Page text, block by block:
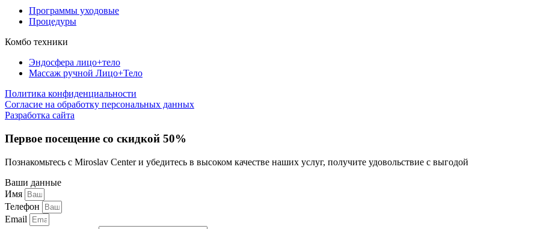
Программы уходовые
Процедуры
Комбо техники
Эндосфера лицо+тело
Массаж ручной Лицо+Тело
Политика конфиденциальности
Cогласие на обработку персональных данных
Разработка сайта
Первое посещение со скидкой 50%
Познакомьтесь с Miroslav Сenter и убедитесь в высоком качестве наших услуг, получите удовольствие с выгодой
Ваши данные
Имя
Телефон
Email